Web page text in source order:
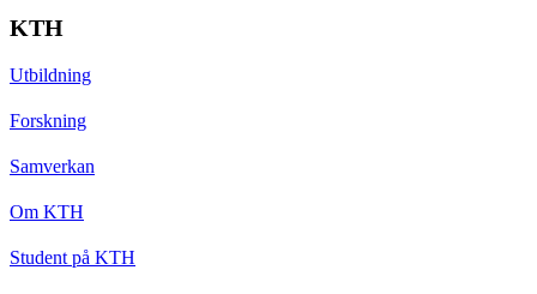
KTH
Utbildning
Forskning
Samverkan
Om KTH
Student på KTH